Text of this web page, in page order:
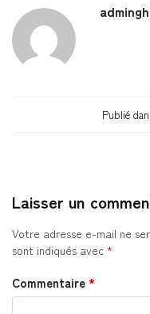
Publié
Laisser un
Votre adresse e-mail ne
sont indiqués avec *
Commentaire*